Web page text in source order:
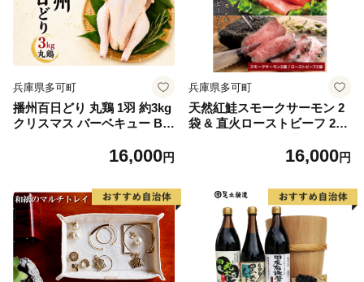
兵庫県多可町
播州百日どり 丸鶏 1羽 約3kg
クリスマス バーベキュー BB
16,000円
兵庫県多可町
天然紅鮭スモークサーモン 2
袋 & 直火ローストビーフ 2個
16,000円